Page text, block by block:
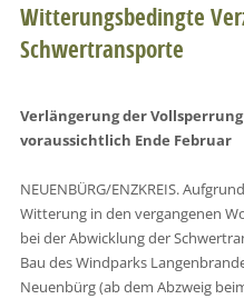
Witterungsbedingte
Schwertransporte
Verlängerung der
voraussichtlich Ende Februar
NEUENBÜRG/ENZKREIS.
Witterung in den vergangenen
bei der Abwicklung der
Bau des Windparks
Neuenbürg (ab dem Abzweig